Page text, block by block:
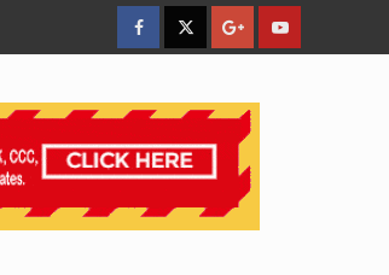
facebookTwitterGoogleYouTube